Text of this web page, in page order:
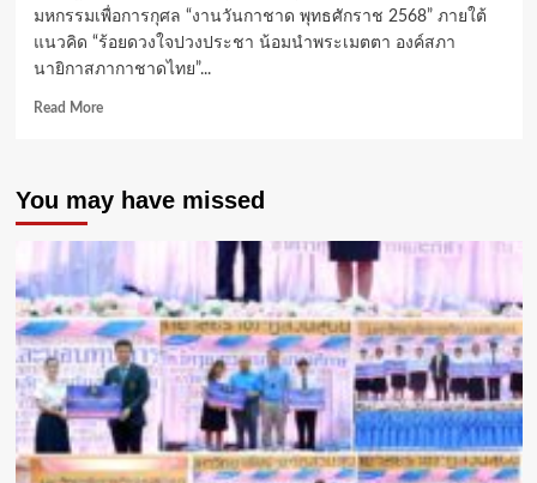
มหกรรมเพื่อการกุศล “งานวันกาชาด พุทธศักราช 2568” ภายใต้
แนวคิด “ร้อยดวงใจปวงประชา น้อมนำพระเมตตา องค์สภา
นายิกาสภากาชาดไทย”...
Read MoreRead
ร่วม
ออก
ร้าน
งาน
มหกรรม
เพื่อ
การ
กุศล
“งาน
วัน
กาชาด
2568”
You may have missed